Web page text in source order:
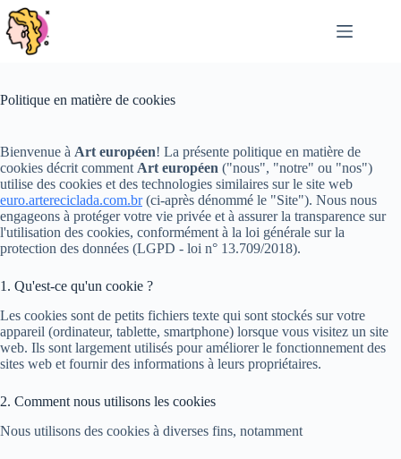
Passer
au
contenu
Politique en matière de cookies
Bienvenue à Art européen! La présente politique en matière de
cookies décrit comment Art européen ("nous", "notre" ou "nos")
utilise des cookies et des technologies similaires sur le site web
euro.artereciclada.com.br(ci-après dénommé le "Site"). Nous nous
engageons à protéger votre vie privée et à assurer la transparence sur
l'utilisation des cookies, conformément à la loi générale sur la
protection des données (LGPD - loi n° 13.709/2018).
1. Qu'est-ce qu'un cookie ?
Les cookies sont de petits fichiers texte qui sont stockés sur votre
appareil (ordinateur, tablette, smartphone) lorsque vous visitez un site
web. Ils sont largement utilisés pour améliorer le fonctionnement des
sites web et fournir des informations à leurs propriétaires.
2. Comment nous utilisons les cookies
Nous utilisons des cookies à diverses fins, notamment